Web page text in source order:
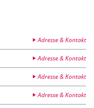
Adresse & Kontakt
Adresse & Kontakt
Adresse & Kontakt
Adresse & Kontakt